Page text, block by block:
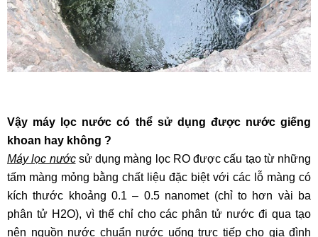
Vậy máy lọc nước có thể sử dụng được nước giếng
khoan hay không ?
Máy lọc nướcsử dụng màng lọc RO được cấu tạo từ những
tấm màng mỏng bằng chất liệu đặc biệt với các lỗ màng có
kích thước khoảng 0.1 – 0.5 nanomet (chỉ to hơn vài ba
phân tử H2O), vì thế chỉ cho các phân tử nước đi qua tạo
nên nguồn nước chuẩn nước uống trực tiếp cho gia đình